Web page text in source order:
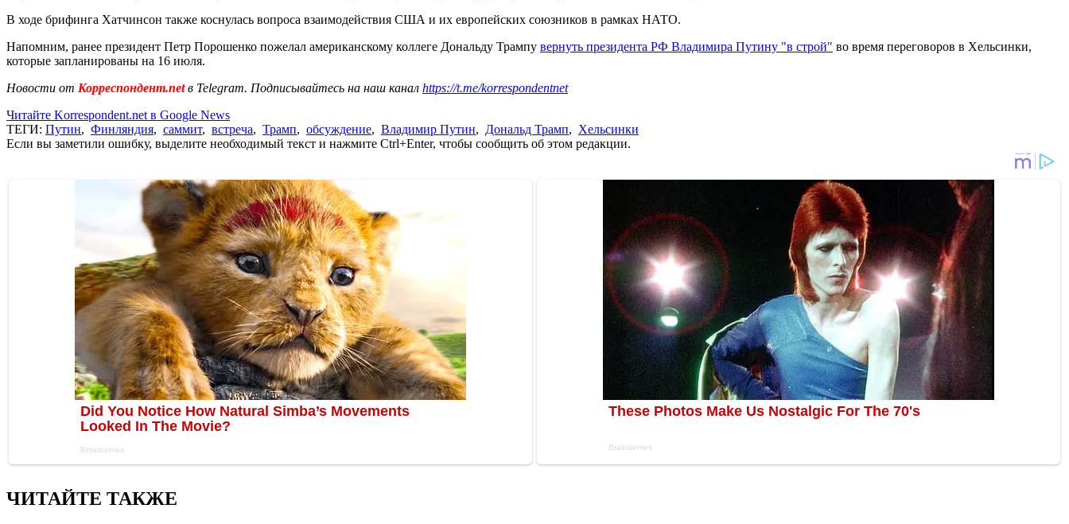
В ходе брифинга Хатчинсон также коснулась вопроса взаимодействия США и их европейских союзников в рамках НАТО.
Напомним, ранее президент Петр Порошенко пожелал американскому коллеге Дональду Трампу вернуть президента РФ Владимира Путину "в строй" во время переговоров в Хельсинки,
которые запланированы на 16 июля.
Новости от Корреспондент.netв Telegram. Подписывайтесь на наш канал https://t.me/korrespondentnet
Читайте Korrespondent.net в Google News
ТЕГИ: Путин, Финляндия, саммит, встреча, Трамп, обсуждение, Владимир Путин, Дональд Трамп, Хельсинки
Если вы заметили ошибку, выделите необходимый текст и нажмите Ctrl+Enter, чтобы сообщить об этом редакции.
ЧИТАЙТЕ ТАКЖЕ